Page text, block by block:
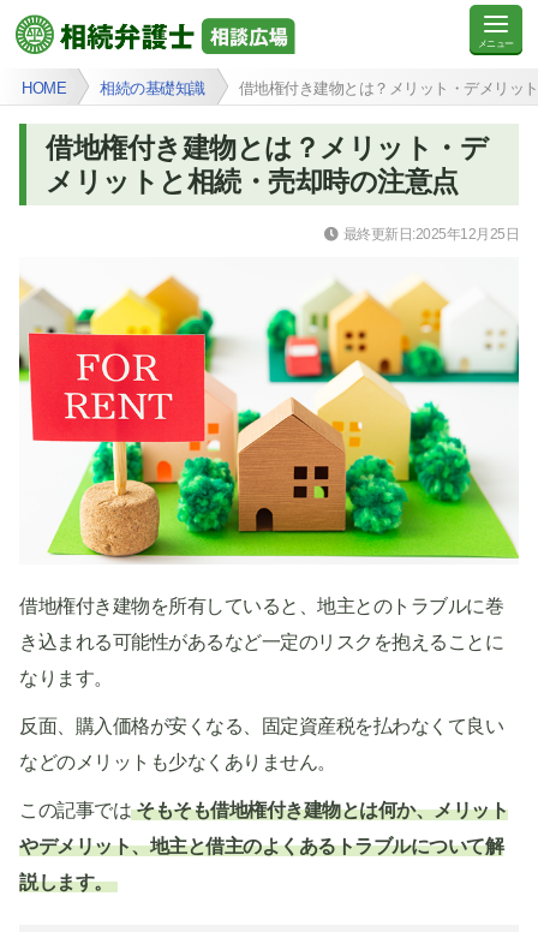
HOME 相続の基礎知識 借地権付き建物とは？メリット・デメリッ
借地権付き建物とは？メリット・デ
メリットと相続・売却時の注意点
最終更新日:2025年12月25日
借地権付き建物を所有していると、地主とのトラブルに巻
き込まれる可能性があるなど一定のリスクを抱えることに
なります。
反面、購入価格が安くなる、固定資産税を払わなくて良い
などのメリットも少なくありません。
この記事では そもそも借地権付き建物とは何か、メリット
やデメリット、地主と借主のよくあるトラブルについて解
説します。